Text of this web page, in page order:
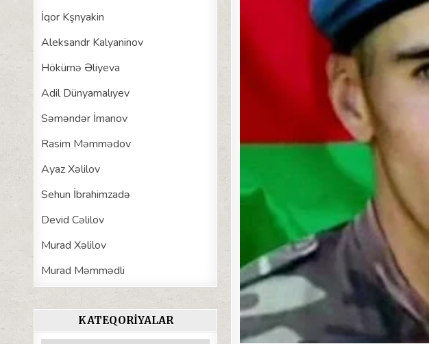
İqor Kşnyakin
Aleksandr Kalyaninov
Hökümə Əliyeva
Adil Dünyamalıyev
Səməndər İmanov
Rasim Məmmədov
Ayaz Xəlilov
Sehun İbrahimzadə
Devid Cəlilov
Murad Xəlilov
Murad Məmmədli
KATEQORIYALAR